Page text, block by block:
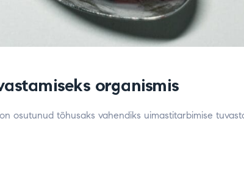
organismis
osutunud tõhusaks vahendiks uimastitarbimise